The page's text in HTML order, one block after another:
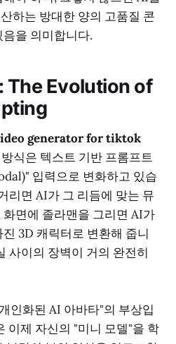
하는 방대한 양의 고품질 콘
을 의미합니다.
The Evolution of
generator for tiktok
식은 텍스트 기반 프롬프트
입력으로 변화하고 있습
리면 AI가 그 리듬에 맞는 뮤
면에 졸라맨을 그리면 AI가
3D 캐릭터로 변환해 줍니
사이의 장벽이 거의 완전히
인화된 AI 아바타"의 부상입
이제 자신의 "미니 모델"을 학